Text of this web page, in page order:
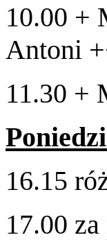
10.00 +
Antoni
11.30 +
16.15
17.00